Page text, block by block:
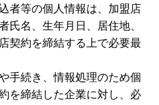
者等の個人情報は、加盟店
氏名、生年月日、居住地、
契約を締結する上で必要最
手続き、情報処理のため個
を締結した企業に対し、必